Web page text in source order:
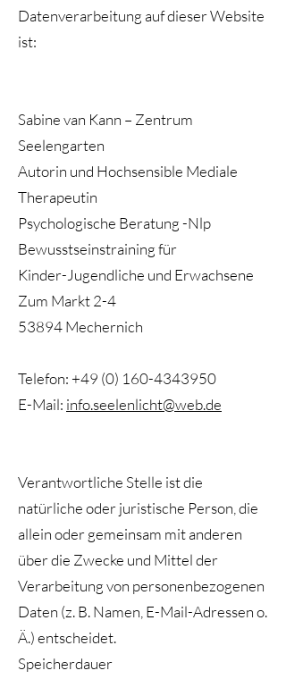
Datenverarbeitung auf dieser Website
ist:
Sabine van Kann – Zentrum
Seelengarten
Autorin und Hochsensible Mediale
Therapeutin
Psychologische Beratung -Nlp
Bewusstseinstraining für
Kinder-Jugendliche und Erwachsene
Zum Markt 2-4
53894 Mechernich
Telefon: +49 (0) 160-4343950
E-Mail: info.seelenlicht@web.de
Verantwortliche Stelle ist die
natürliche oder juristische Person, die
allein oder gemeinsam mit anderen
über die Zwecke und Mittel der
Verarbeitung von personenbezogenen
Daten (z. B. Namen, E-Mail-Adressen o.
Ä.) entscheidet.
Speicherdauer